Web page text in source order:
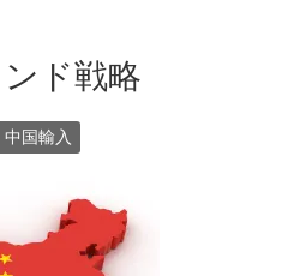
ド戦略
中国輸入